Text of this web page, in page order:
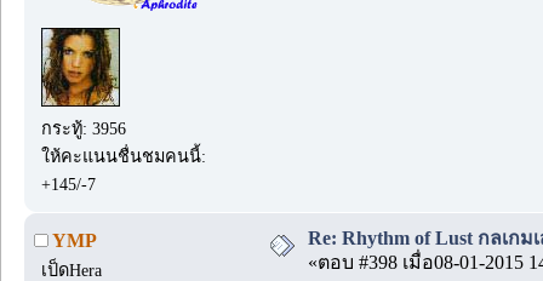
กระทู้: 3956
ให้คะแนนชื่นชมคนนี้:
+145/-7
YMP
เป็ดHera
Re: Rhythm of Lust กลเกม
«ตอบ #398 เมื่อ08-01-2015